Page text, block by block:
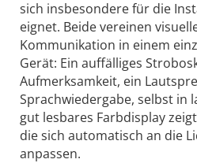
sich insbesondere für die
eignet. Beide vereinen
Kommunikation in einem
Gerät: Ein auffälliges
Aufmerksamkeit, ein
Sprachwiedergabe, selbst in
gut lesbares Farbdisplay
die sich automatisch an die
anpassen.